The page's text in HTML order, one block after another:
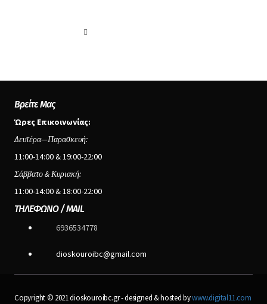
Βρείτε Μας
Ώρες Επικοινωνίας:
Δευτέρα—Παρασκευή:
11:00-14:00 & 19:00-22:00
Σάββατο & Κυριακή:
11:00-14:00 & 18:00-22:00
ΤΗΛΕΦΩΝΟ / MAIL
6936534778
dioskouroibc@gmail.com
Copyright © 2021 dioskouroibc.gr - designed & hosted bywww.digital11.com